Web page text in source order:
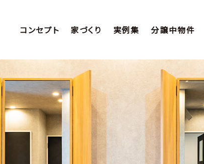
コンセプト 家づくり 実例集 分譲中物件